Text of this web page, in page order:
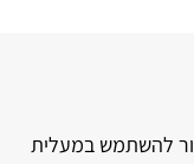
להשתמש במעלית